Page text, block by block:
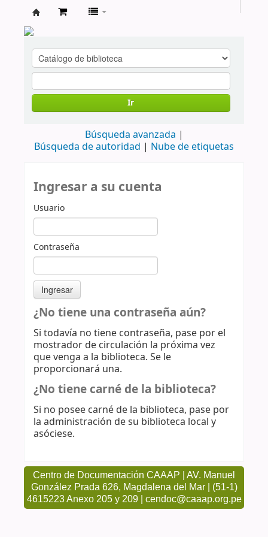
cendoc
Ir
Búsqueda avanzada
Búsqueda de autoridad
Nube de etiquetas
Ingresar a su cuenta
Usuario
Contraseña
¿No tiene una contraseña aún?
Si todavía no tiene contraseña, pase por el
mostrador de circulación la próxima vez
que venga a la biblioteca. Se le
proporcionará una.
¿No tiene carné de la biblioteca?
Si no posee carné de la biblioteca, pase por
la administración de su biblioteca local y
asóciese.
Centro de Documentación CAAAP | AV. Manuel
González Prada 626, Magdalena del Mar | (51-1)
4615223 Anexo 205 y 209 | cendoc@caaap.org.pe